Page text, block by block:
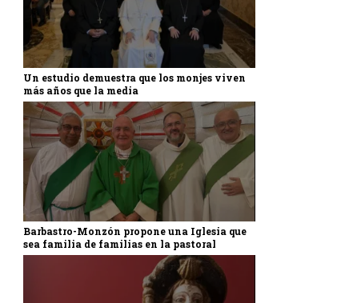
Un estudio demuestra que los monjes viven
más años que la media
Barbastro-Monzón propone una Iglesia que
sea familia de familias en la pastoral